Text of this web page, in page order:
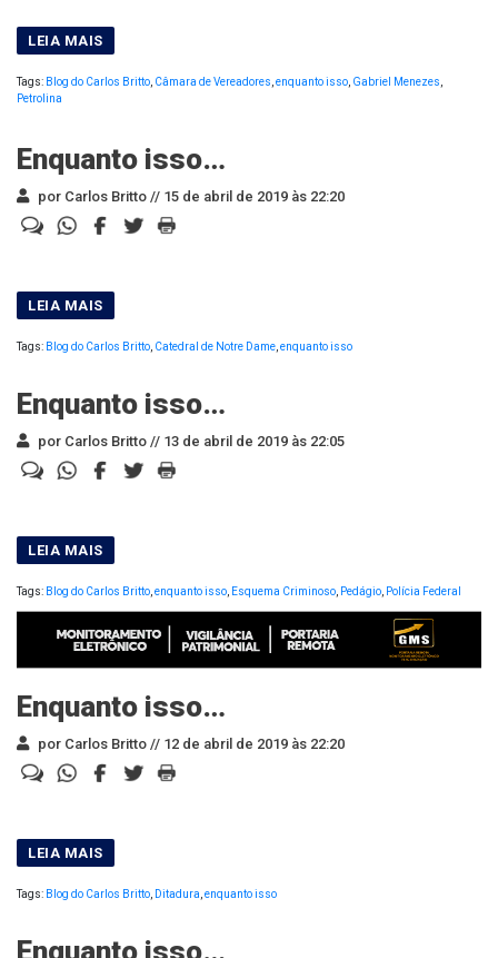
Tags: Blog do Carlos Britto Câmara de Vereadores enquanto isso Gabriel Menezes
Petrolina
Enquanto isso…
por Carlos Britto // 15 de abril de 2019 às 22:20
Tags: Blog do Carlos Britto Catedral de Notre Dame enquanto isso
Enquanto isso…
por Carlos Britto // 13 de abril de 2019 às 22:05
Tags: Blog do Carlos Britto enquanto isso Esquema Criminoso Pedágio Polícia Federal
Enquanto isso…
por Carlos Britto // 12 de abril de 2019 às 22:20
Tags: Blog do Carlos Britto, Ditadura,enquanto isso